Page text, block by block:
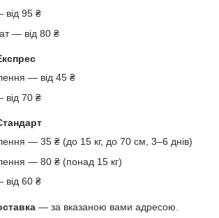
від 95 ₴
— від 80 ₴
— від 45 ₴
від 70 ₴
— 35 ₴ (до 15 кг, до 70 см, 3–6 днів)
— 80 ₴ (понад 15 кг)
від 60 ₴
— за вказаною вами адресою.